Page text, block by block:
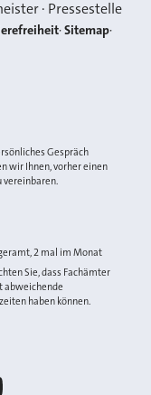
· Pressestelle
Sitemap
Gespräch
wir Ihnen, vorher einen
vereinbaren.
2 mal im Monat
Sie, dass Fachämter
abweichende
haben können.